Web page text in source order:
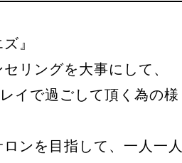
ズ』
リングを大事にして、
イで過ごして頂く為の
ンを目指して、一人一